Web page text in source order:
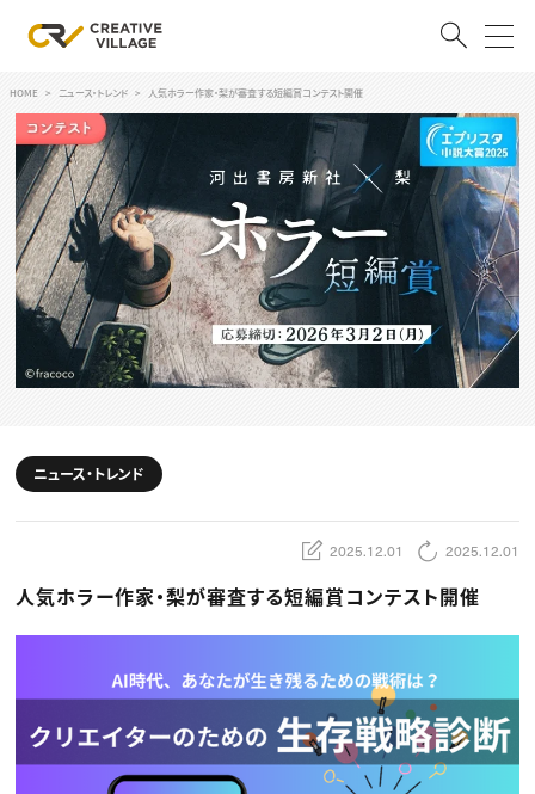
ACCOUNT
ログイン 会員登録
RECRUIT
クリエイター求人を探す
CREATIVE JOB求人検索
特集求人
採用説明会
転職支援サービス
CONTENTS
スキルアップしたい！ トップ
デザイン
プログラミング
ディレクション
業界解説・キャリア事情
お役立ち基礎知識
アプリクリエイター
ゲームクリエイター
マーケッター
C＆R Magazine
ニュース・トレンド トップ
映像
ゲーム・エンタメ
広告
出版
CREATIVE VILLAGEからのお知らせ
HOME ニュース・トレンド 人気ホラー作家・梨が審査する短編賞コンテスト開催
ニュース・トレンド
2025.12.01 2025.12.01
人気ホラー作家・梨が審査する短編賞コンテスト開催